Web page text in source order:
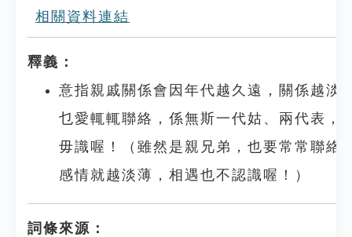
相關資料連結
釋義：
意指親戚關係會因年代越久遠，關係越淡
乜愛輒輒聯絡，係無斯一代姑、兩代表，
毋識喔！（雖然是親兄弟，也要常常聯絡
感情就越淡薄，相遇也不認識喔！）
詞條來源：